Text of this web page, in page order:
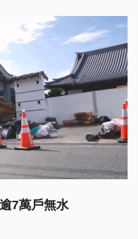
7萬戶無水